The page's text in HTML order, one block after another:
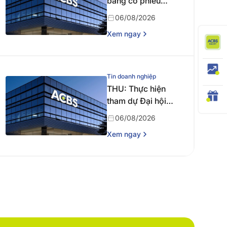
năm 2025
06/08/2026
Xem ngay
Tin doanh nghiệp
THU: Thực hiện
tham dự Đại hội
đồng cổ đông
thường niên năm
2026
06/08/2026
Xem ngay